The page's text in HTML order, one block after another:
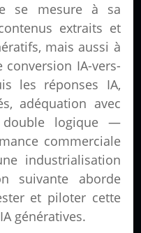
se mesure à sa
extraits et
mais aussi à
IA-vers-
les réponses IA,
adéquation avec
double logique —
commerciale
industrialisation
suivante aborde
et piloter cette
génératives.